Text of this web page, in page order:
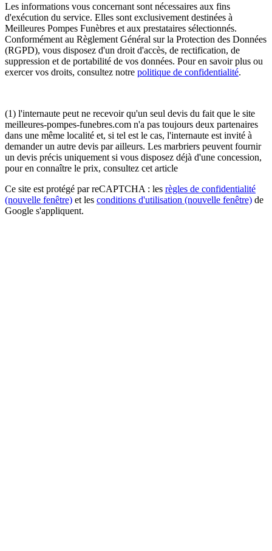
Les informations vous concernant sont nécessaires aux fins
d'exécution du service. Elles sont exclusivement destinées à
Meilleures Pompes Funèbres et aux prestataires sélectionnés.
Conformément au Règlement Général sur la Protection des Données
(RGPD), vous disposez d'un droit d'accès, de rectification, de
suppression et de portabilité de vos données. Pour en savoir plus ou
exercer vos droits, consultez notre politique de confidentialité.
(1) l'internaute peut ne recevoir qu'un seul devis du fait que le site
meilleures-pompes-funebres.com n'a pas toujours deux partenaires
dans une même localité et, si tel est le cas, l'internaute est invité à
demander un autre devis par ailleurs. Les marbriers peuvent fournir
un devis précis uniquement si vous disposez déjà d'une concession,
pour en connaître le prix, consultez cet article
Ce site est protégé par reCAPTCHA : les règles de confidentialité
(nouvelle fenêtre) et les conditions d'utilisation (nouvelle fenêtre) de
Google s'appliquent.